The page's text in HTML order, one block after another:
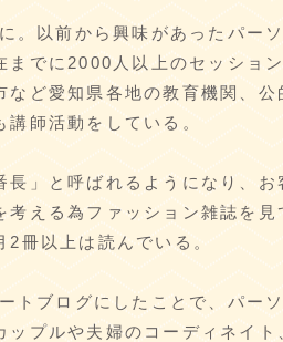
。以前から興味があったパー
までに2000人以上のセッショ
ど愛知県各地の教育機関、
師活動をしている。
」と呼ばれるようになり、
える為ファッション雑誌を
冊以上は読んでいる。
トブログにしたことで、パー
プルや夫婦のコーディネイ